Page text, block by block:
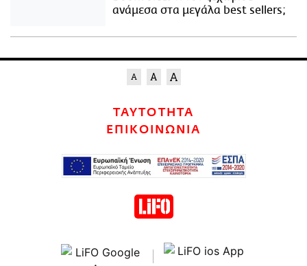
ανάμεσα στα μεγάλα best sellers;
ΤΑΥΤΟΤΗΤΑ
ΕΠΙΚΟΙΝΩΝΙΑ